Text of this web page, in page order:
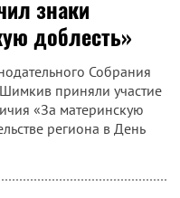
знаки
доблесть»
Собрания
приняли участие
«За материнскую
региона в День